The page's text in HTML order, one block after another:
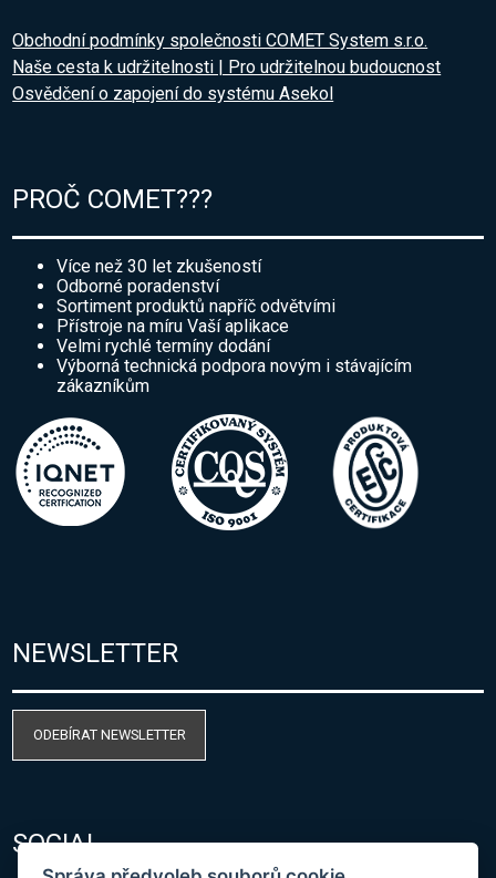
Obchodní podmínky společnosti COMET System s.r.o.
Naše cesta k udržitelnosti | Pro udržitelnou budoucnost
Osvědčení o zapojení do systému Asekol
PROČ COMET???
Více než 30 let zkušeností
Odborné poradenství
Sortiment produktů napříč odvětvími
Přístroje na míru Vaší aplikace
Velmi rychlé termíny dodání
Výborná technická podpora novým i stávajícím
zákazníkům
NEWSLETTER
ODEBÍRAT NEWSLETTER
SOCIAL